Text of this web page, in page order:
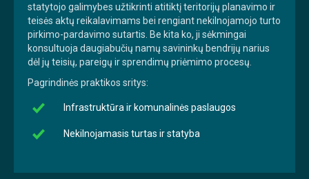
statytojo galimybes užtikrinti atitiktį teritorijų planavimo ir
teisės aktų reikalavimams bei rengiant nekilnojamojo turto
pirkimo-pardavimo sutartis. Be kita ko, ji sėkmingai
konsultuoja daugiabučių namų savininkų bendrijų narius
dėl jų teisių, pareigų ir sprendimų priėmimo procesų.
Pagrindinės praktikos sritys:
Infrastruktūra ir komunalinės paslaugos
Nekilnojamasis turtas ir statyba